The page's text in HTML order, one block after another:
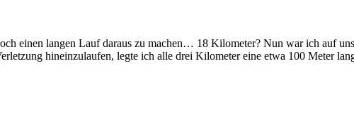
einen langen Lauf daraus zu machen… 18 Kilometer? Nun war ich auf
hineinzulaufen, legte ich alle drei Kilometer eine etwa 100 Meter